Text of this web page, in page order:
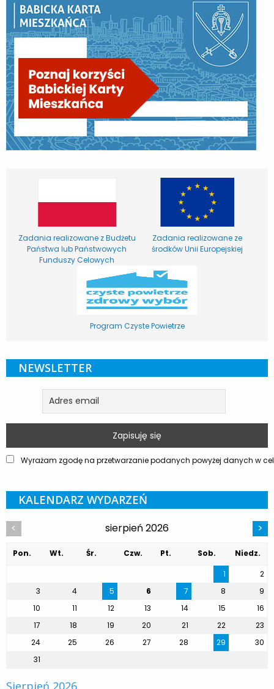
Zadania realizowane z Budżetu
Państwa lub Państwowych
Funduszy Celowych
Zadania realizowane ze
środków Unii Europejskiej
Program Czyste Powietrze
NEWSLETTER
Wyrażam zgodę na przetwarzanie podanych powyżej danych w
KALENDARZ WYDARZEŃ
< sierpień 2026 >
Pon. Wt. Śr. Czw. Pt. Sob.
Niedz.
1
2
3
4 5 6 7 8
9
10
11 12 13 14 15
16
17
18 19 20 21 22
23
24
25 26 27 28 29
30
31
Sierpień 2026